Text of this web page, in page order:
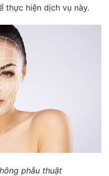
thực hiện dịch vụ này.
phẫu thuật